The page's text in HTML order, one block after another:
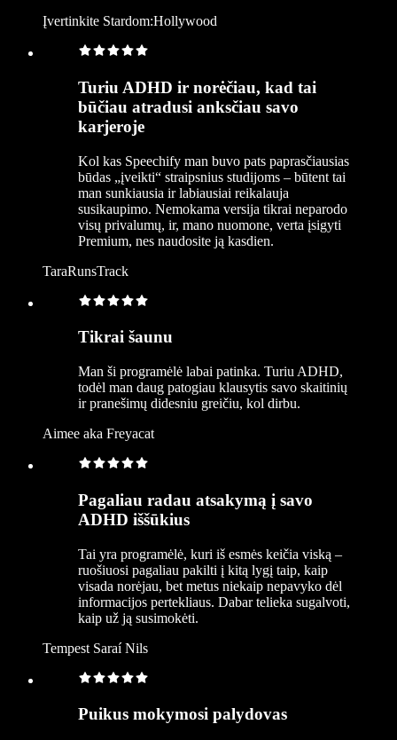
Įvertinkite Stardom:Hollywood
Turiu ADHD ir norėčiau, kad tai
būčiau atradusi anksčiau savo
karjeroje
Kol kas Speechify man buvo pats paprasčiausias
būdas „įveikti“ straipsnius studijoms – būtent tai
man sunkiausia ir labiausiai reikalauja
susikaupimo. Nemokama versija tikrai neparodo
visų privalumų, ir, mano nuomone, verta įsigyti
Premium, nes naudosite ją kasdien.
TaraRunsTrack
Tikrai šaunu
Man ši programėlė labai patinka. Turiu ADHD,
todėl man daug patogiau klausytis savo skaitinių
ir pranešimų didesniu greičiu, kol dirbu.
Aimee aka Freyacat
Pagaliau radau atsakymą į savo
ADHD iššūkius
Tai yra programėlė, kuri iš esmės keičia viską –
ruošiuosi pagaliau pakilti į kitą lygį taip, kaip
visada norėjau, bet metus niekaip nepavyko dėl
informacijos pertekliaus. Dabar telieka sugalvoti,
kaip už ją susimokėti.
Tempest Saraí Nils
Puikus mokymosi palydovas